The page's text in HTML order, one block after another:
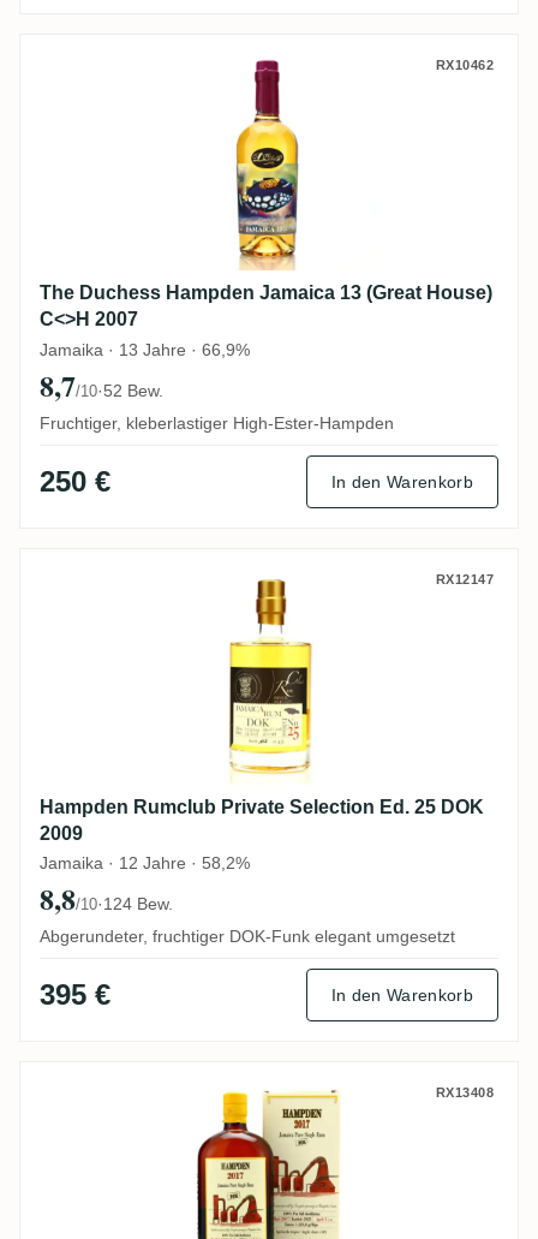
The Duchess Hampden Jamaica 13RX10462
The Duchess Hampden Jamaica 13 (Great House)
C<>H 2007
Jamaika · 13 Jahre · 66,9%
8,7/10·52 Bew.
Fruchtiger, kleberlastiger High-Ester-Hampden
250 € In den Warenkorb
Hampden Rumclub Private Selection Ed.
RX12147
Hampden Rumclub Private Selection Ed. 25 DOK
2009
Jamaika · 12 Jahre · 58,2%
8,8/10·124 Bew.
Abgerundeter, fruchtiger DOK-Funk elegant umgesetzt
395 € In den Warenkorb
Habitation Velier Hampden DOK 2017
RX13408